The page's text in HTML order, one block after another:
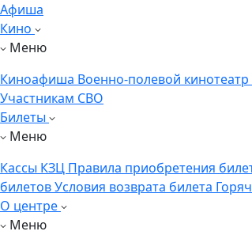
Афиша
Кино
Меню
Киноафиша Военно-полевой кинотеатр
Участникам СВО
Билеты
Меню
Кассы КЗЦ Правила приобретения
билетовУсловия возврата билета
О центре
Меню